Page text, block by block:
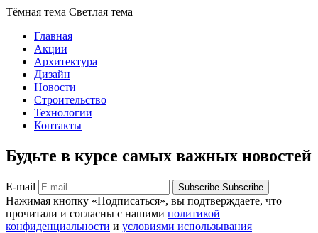
Тёмная тема Светлая тема
Главная
Акции
Архитектура
Дизайн
Новости
Строительство
Технологии
Контакты
Будьте в курсе самых важных новостей
E-mail Subscribe Subscribe
Нажимая кнопку «Подписаться», вы подтверждаете, что
прочитали и согласны с нашими политикой
конфиденциальности и условиями использывания